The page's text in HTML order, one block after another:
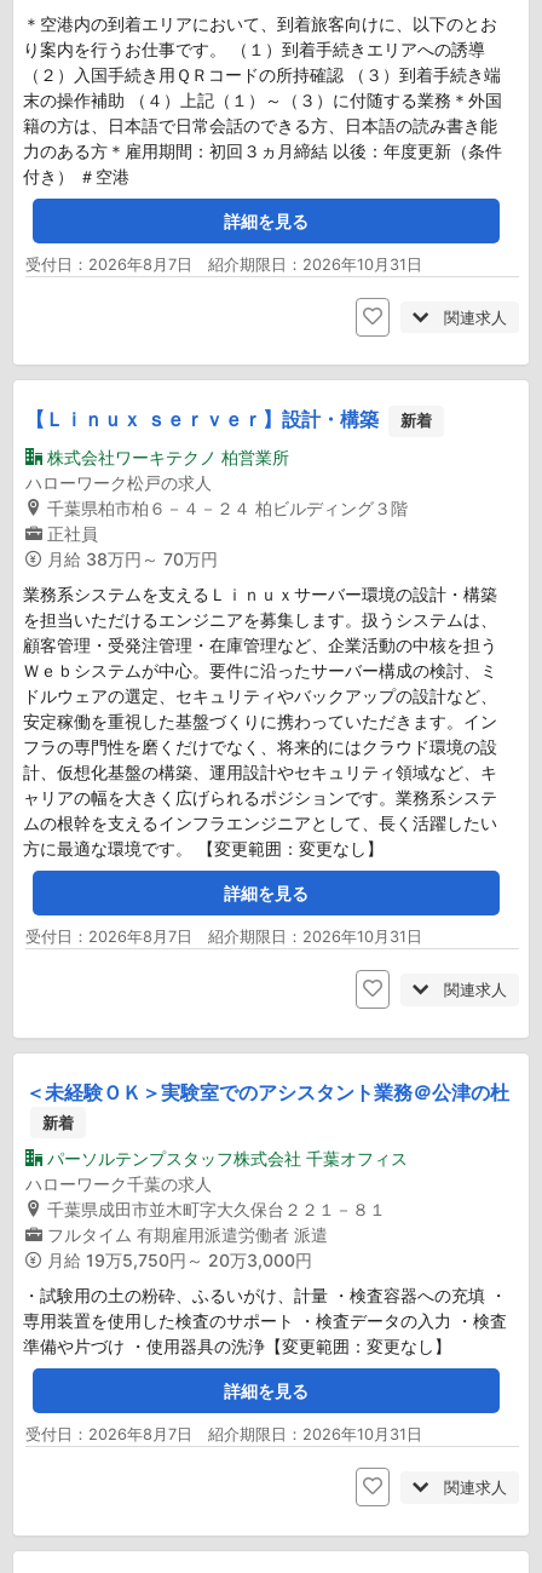
＊空港内の到着エリアにおいて、到着旅客向けに、以下のとお
り案内を行うお仕事です。 （１）到着手続きエリアへの誘導
（２）入国手続き用ＱＲコードの所持確認 （３）到着手続き端
末の操作補助 （４）上記（１）～（３）に付随する業務＊外国
籍の方は、日本語で日常会話のできる方、日本語の読み書き能
力のある方＊雇用期間：初回３ヵ月締結 以後：年度更新（条件
付き） ＃空港
詳細を見る
受付日：2026年8月7日 紹介期限日：2026年10月31日
関連求人
【Ｌｉｎｕｘ ｓｅｒｖｅｒ】設計・構築 新着
株式会社ワーキテクノ 柏営業所
ハローワーク松戸の求人
千葉県柏市柏６－４－２４ 柏ビルディング３階
正社員
月給 38万円～ 70万円
業務系システムを支えるＬｉｎｕｘサーバー環境の設計・構築
を担当いただけるエンジニアを募集します。扱うシステムは、
顧客管理・受発注管理・在庫管理など、企業活動の中核を担う
Ｗｅｂシステムが中心。要件に沿ったサーバー構成の検討、ミ
ドルウェアの選定、セキュリティやバックアップの設計など、
安定稼働を重視した基盤づくりに携わっていただきます。イン
フラの専門性を磨くだけでなく、将来的にはクラウド環境の設
計、仮想化基盤の構築、運用設計やセキュリティ領域など、キ
ャリアの幅を大きく広げられるポジションです。業務系システ
ムの根幹を支えるインフラエンジニアとして、長く活躍したい
方に最適な環境です。 【変更範囲：変更なし】
詳細を見る
受付日：2026年8月7日 紹介期限日：2026年10月31日
関連求人
＜未経験ＯＫ＞実験室でのアシスタント業務＠公津の杜
新着
パーソルテンプスタッフ株式会社 千葉オフィス
ハローワーク千葉の求人
千葉県成田市並木町字大久保台２２１－８１
フルタイム 有期雇用派遣労働者 派遣
月給 19万5,750円～ 20万3,000円
・試験用の土の粉砕、ふるいがけ、計量 ・検査容器への充填 ・
専用装置を使用した検査のサポート ・検査データの入力 ・検査
準備や片づけ ・使用器具の洗浄【変更範囲：変更なし】
詳細を見る
受付日：2026年8月7日 紹介期限日：2026年10月31日
関連求人